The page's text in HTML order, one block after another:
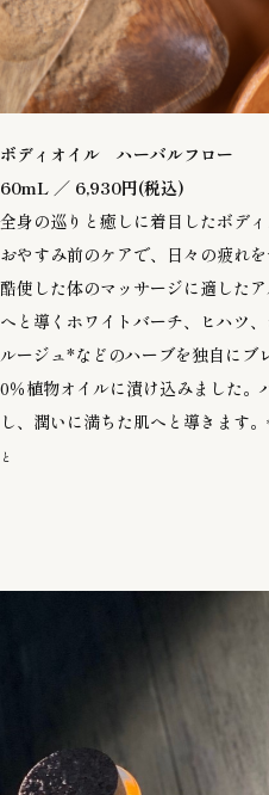
ボディオイル ハーバルフロー
60mL ／ 6,930円(税込)
全身の巡りと癒しに着目したボディ
おやすみ前のケアで、日々の疲れ
酷使した体のマッサージに適した
へと導くホワイトバーチ、ヒハツ
ルージュ*などのハーブを独自にブ
0％植物オイルに漬け込みました。
し、潤いに満ちた肌へと導きます。
と